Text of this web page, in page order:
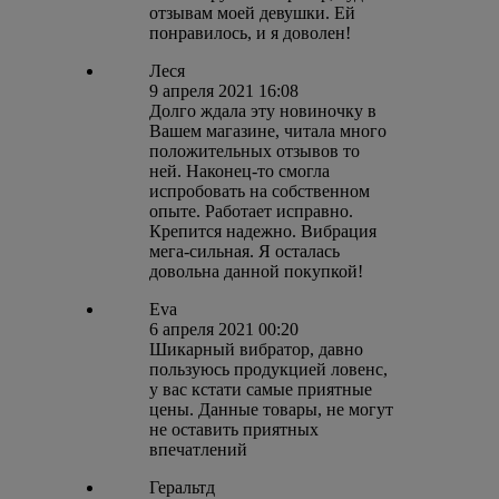
отзывам моей девушки. Ей
понравилось, и я доволен!
Леся
9 апреля 2021 16:08
Долго ждала эту новиночку в
Вашем магазине, читала много
положительных отзывов то
ней. Наконец-то смогла
испробовать на собственном
опыте. Работает исправно.
Крепится надежно. Вибрация
мега-сильная. Я осталась
довольна данной покупкой!
Eva
6 апреля 2021 00:20
Шикарный вибратор, давно
пользуюсь продукцией ловенс,
у вас кстати самые приятные
цены. Данные товары, не могут
не оставить приятных
впечатлений
Геральтд